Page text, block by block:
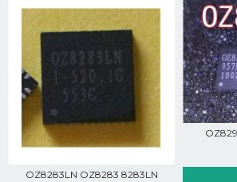
OZ8283LN OZ8283 8283LN